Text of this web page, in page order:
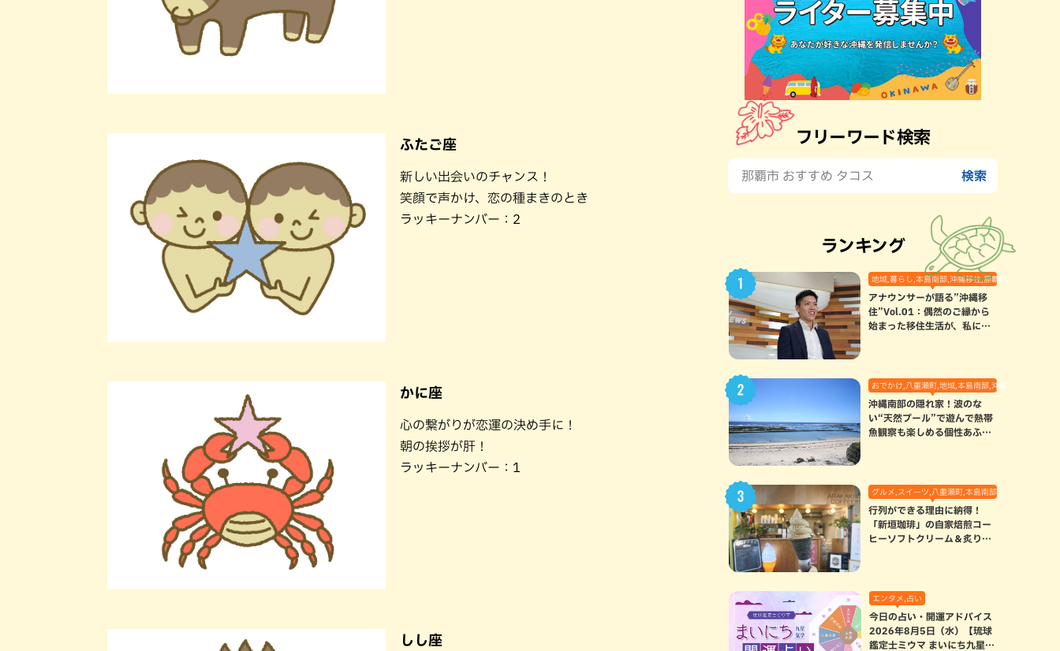
ふたご座
新しい出会いのチャンス！
笑顔で声かけ、恋の種まきのとき
ラッキーナンバー：2
かに座
心の繋がりが恋運の決め手に！
朝の挨拶が肝！
ラッキーナンバー：1
しし座
フリーワード検索
ランキング
地域,暮らし,本島南部,沖縄移住,那覇市
アナウンサーが語る”沖縄移
住”Vol.01：偶然のご縁から
始まった移住生活が、私にと
おでかけ,八重瀬町,地域,本島南部,沖縄の海,自然
沖縄南部の隠れ家！波のな
い“天然プール”で遊んで熱帯
魚観察も楽しめる個性あふれ
グルメ,スイーツ,八重瀬町,本島南部
行列ができる理由に納得！
「新垣珈琲」の自家焙煎コー
ヒーソフトクリーム＆炙りマ
エンタメ,占い
今日の占い・開運アドバイス
2026年8月5日（水）【琉球
鑑定士ミウマ まいにち九星気